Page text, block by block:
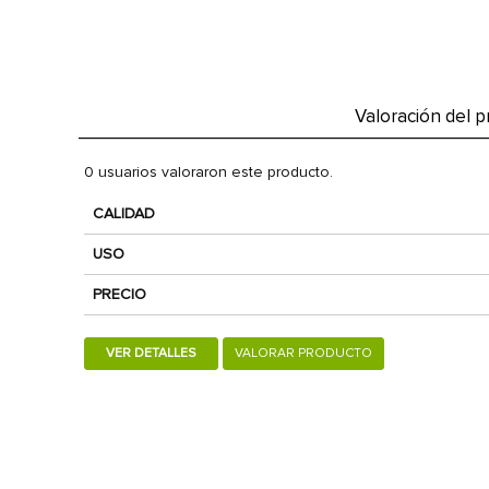
Valoración del
0 usuarios valoraron este producto.
CALIDAD
USO
PRECIO
VER DETALLES VALORAR PRODUCTO